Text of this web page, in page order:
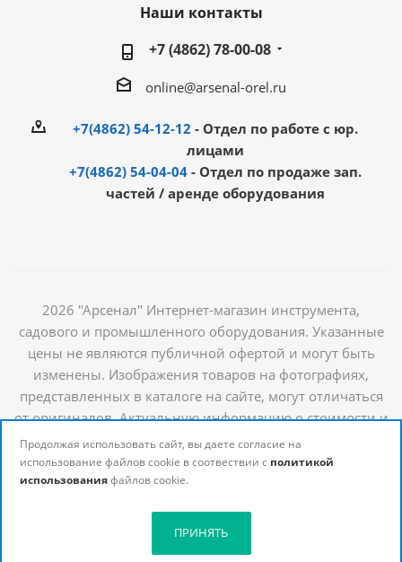
Наши контакты
+7 (4862) 78-00-08
online@arsenal-orel.ru
+7(4862) 54-12-12 - Отдел по работе с юр.
лицами
+7(4862) 54-04-04 - Отдел по продаже зап.
частей / аренде оборудования
2026 "Арсенал" Интернет-магазин инструмента,
садового и промышленного оборудования. Указанные
цены не являются публичной офертой и могут быть
изменены. Изображения товаров на фотографиях,
представленных в каталоге на сайте, могут отличаться
от оригиналов. Актуальную информацию о стоимости и
наличии товаров можно получить у наших
менеджеров
Продолжая использовать сайт, вы даете согласие на
использование файлов cookie в соотвествии с политикой
использованияфайлов cookie.
ПРИНЯТЬ